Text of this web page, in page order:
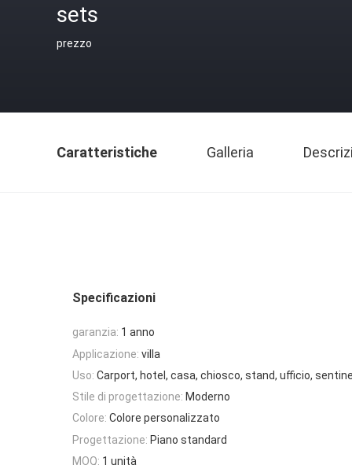
sets
prezzo
Caratteristiche Galleria
Specificazioni
garanzia: 1 anno
Applicazione: villa
Uso: Carport, hotel, casa, chiosco, stand, ufficio,
Stile di progettazione: Moderno
Colore: Colore personalizzato
Progettazione: Piano standard
MOQ: 1 unità